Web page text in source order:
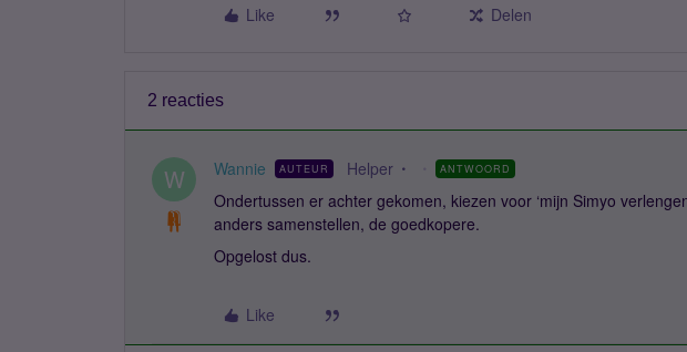
Like Delen
2 reacties
W Wannie AUTEUR Helper ANTWOORD
Ondertussen er achter gekomen, kiezen voor ‘mijn Simyo
anders samenstellen, de goedkopere.
Opgelost dus.
Like